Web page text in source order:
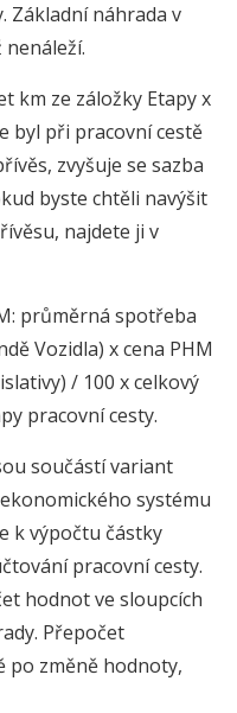
Základní náhrada v
km ze záložky Etapy x
byl při pracovní cestě
zvyšuje se sazba
byste chtěli navýšit
najdete ji v
průměrná spotřeba
Vozidla) x cena PHM
/ 100 x celkový
pracovní cesty.
součástí variant
systému
k výpočtu částky
pracovní cesty.
hodnot ve sloupcích
Přepočet
po změně hodnoty,